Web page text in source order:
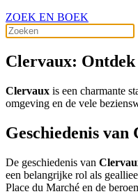
ZOEK EN BOEK
Clervaux: Ontdek
Clervaux is een charmante
omgeving en de vele
Geschiedenis van
De geschiedenis van
een belangrijke rol als
Place du Marché en de